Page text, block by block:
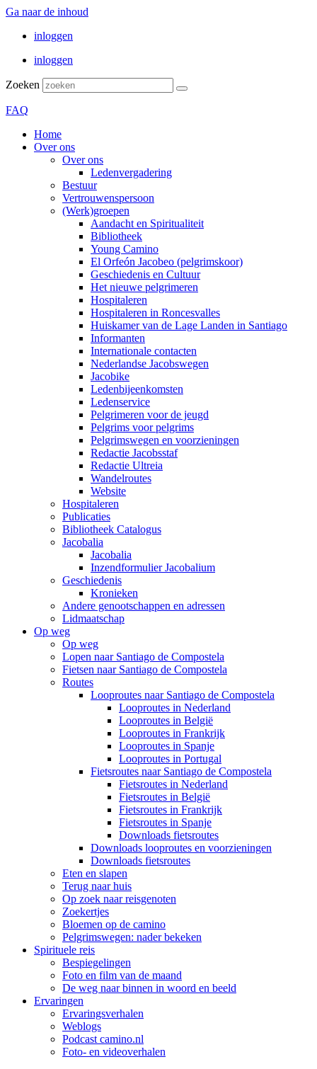
Ga naar de inhoud
inloggen
inloggen
Zoeken
FAQ
Home
Over ons
Over ons
Ledenvergadering
Bestuur
Vertrouwenspersoon
(Werk)groepen
Aandacht en Spiritualiteit
Bibliotheek
Young Camino
El Orfeón Jacobeo (pelgrimskoor)
Geschiedenis en Cultuur
Het nieuwe pelgrimeren
Hospitaleren
Hospitaleren in Roncesvalles
Huiskamer van de Lage Landen in Santiago
Informanten
Internationale contacten
Nederlandse Jacobswegen
Jacobike
Ledenbijeenkomsten
Ledenservice
Pelgrimeren voor de jeugd
Pelgrims voor pelgrims
Pelgrimswegen en voorzieningen
Redactie Jacobsstaf
Redactie Ultreia
Wandelroutes
Website
Hospitaleren
Publicaties
Bibliotheek Catalogus
Jacobalia
Jacobalia
Inzendformulier Jacobalium
Geschiedenis
Kronieken
Andere genootschappen en adressen
Lidmaatschap
Op weg
Op weg
Lopen naar Santiago de Compostela
Fietsen naar Santiago de Compostela
Routes
Looproutes naar Santiago de Compostela
Looproutes in Nederland
Looproutes in België
Looproutes in Frankrijk
Looproutes in Spanje
Looproutes in Portugal
Fietsroutes naar Santiago de Compostela
Fietsroutes in Nederland
Fietsroutes in België
Fietsroutes in Frankrijk
Fietsroutes in Spanje
Downloads fietsroutes
Downloads looproutes en voorzieningen
Downloads fietsroutes
Eten en slapen
Terug naar huis
Op zoek naar reisgenoten
Zoekertjes
Bloemen op de camino
Pelgrimswegen: nader bekeken
Spirituele reis
Bespiegelingen
Foto en film van de maand
De weg naar binnen in woord en beeld
Ervaringen
Ervaringsverhalen
Weblogs
Podcast camino.nl
Foto- en videoverhalen